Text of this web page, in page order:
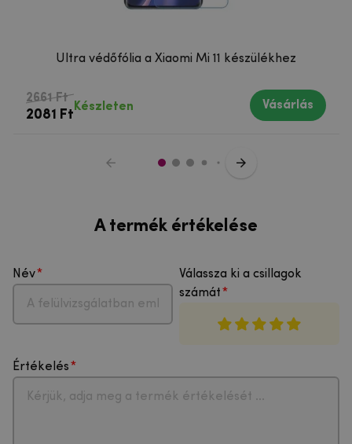
Ultra védőfólia a Xiaomi Mi 11 készülékhez
2661 Ft
2081 Ft
Készleten Vásárlás
A termék értékelése
Név
Válassza ki a csillagok
számát
Értékelés